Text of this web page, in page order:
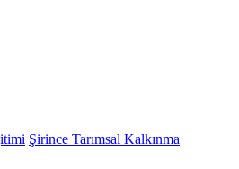
Şirince Tarımsal Kalkınma